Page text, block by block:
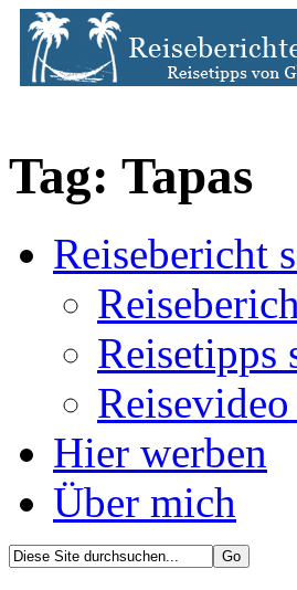
Tag: Tapas
Reisebericht
Reisetipps
Hier werben
Über mich